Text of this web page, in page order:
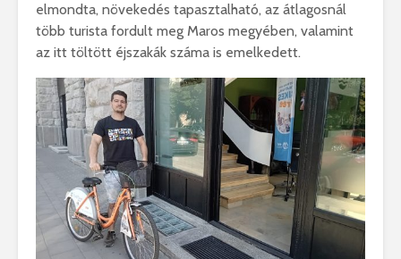
elmondta, növekedés tapasztalható, az átlagosnál
több turista fordult meg Maros megyében, valamint
az itt töltött éjszakák száma is emelkedett.